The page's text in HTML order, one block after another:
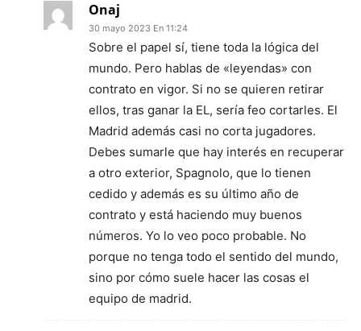
Onaj
30 mayo 2023 En 11:24
Sobre el papel sí, tiene toda la lógica del
mundo. Pero hablas de «leyendas» con
contrato en vigor. Si no se quieren retirar
ellos, tras ganar la EL, sería feo cortarles. El
Madrid además casi no corta jugadores.
Debes sumarle que hay interés en recuperar
a otro exterior, Spagnolo, que lo tienen
cedido y además es su último año de
contrato y está haciendo muy buenos
números. Yo lo veo poco probable. No
porque no tenga todo el sentido del mundo,
sino por cómo suele hacer las cosas el
equipo de madrid.